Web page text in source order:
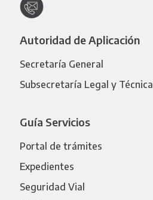
Autoridad de Aplicación
Secretaría General
Subsecretaría Legal y Técnica
Guía Servicios
Portal de trámites
Expedientes
Seguridad Vial